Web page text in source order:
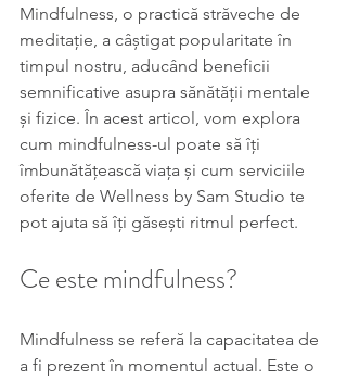
Mindfulness, o practică străveche de
meditație, a câștigat popularitate în
timpul nostru, aducând beneficii
semnificative asupra sănătății mentale
și fizice. În acest articol, vom explora
cum mindfulness-ul poate să îți
îmbunătățească viața și cum serviciile
oferite de Wellness by Sam Studio te
pot ajuta să îți găsești ritmul perfect.
Ce este mindfulness?
Mindfulness se referă la capacitatea de
a fi prezent în momentul actual. Este o